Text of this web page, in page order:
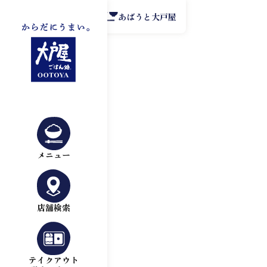
メニュー
店舗検索
テイクアウト
あばうと大戸屋